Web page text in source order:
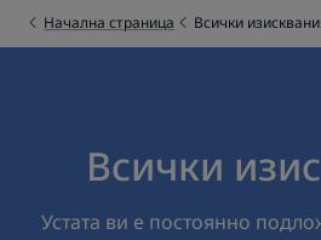
Начална страница Всички
Всички
Устата ви е постоянно